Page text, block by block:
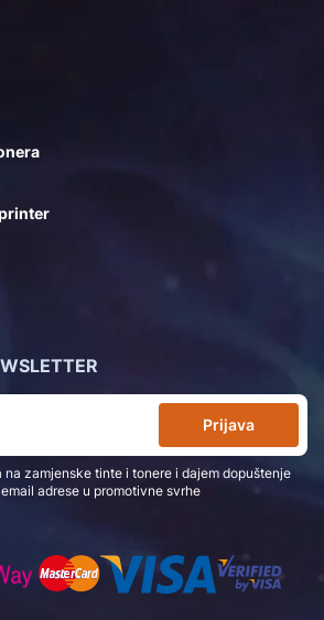
Prijava
na zamjenske tinte i tonere i dajem dopuštenje
adrese u promotivne svrhe